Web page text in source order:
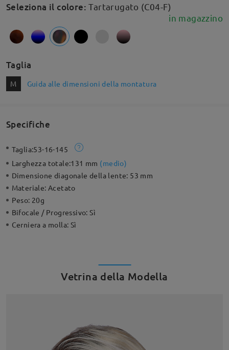
Seleziona il colore:Tartarugato (C04-F)
in magazzino
Taglia
M Guida alle dimensioni della montatura
Specifiche
Taglia:53-16-145
Larghezza totale:131 mm (medio)
Dimensione diagonale della lente: 53 mm
Materiale:Acetato
Peso: 20g
Bifocale / Progressivo:Sì
Cerniera a molla: Sì
Vetrina della Modella